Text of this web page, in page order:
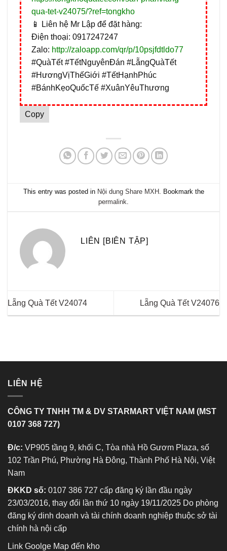
qua-tet-v24075/?ref=tongkho
📱 Liên hệ Mr Lập để đặt hàng:
Điện thoại: 0917247247
Zalo: http://zaloapp.com/qr/p/10psjfdtldo77
#QuàTết #TếtNguyênĐán #LẵngQuàTết
#HươngVịThếGiới #TếtHạnhPhúc
#BánhKẹoQuốcTế #XuânYêuThương
Copy
This entry was posted in Nội dung Share MXH . Bookmark the
permalink.
LIÊN [BIÊN TẬP]
Lẵng Quà Tết V24074 Lẵng Quà Tết V24076
LIÊN HỆ
CÔNG TY TNHH TM & DV STARMART VIỆT NAM (MST
0107 368 727)
Đ/c: VP905 tầng 9, khối C, Tòa nhà Hồ Gươm Plaza, số
102 Trần Phú, Phường Hà Đông, Thành Phố Hà Nội, Việt
Nam
ĐKKD số: 0107 386 727 cấp đăng ký lần đầu ngày
23/03/2016, thay đổi lần thứ 10 ngày 19/11/2025 Do phòng
đăng ký dinh doanh và tài chính doanh nghiệp thuộc sở tài
chính hà nội cấp
Link Goolge Map đến kho